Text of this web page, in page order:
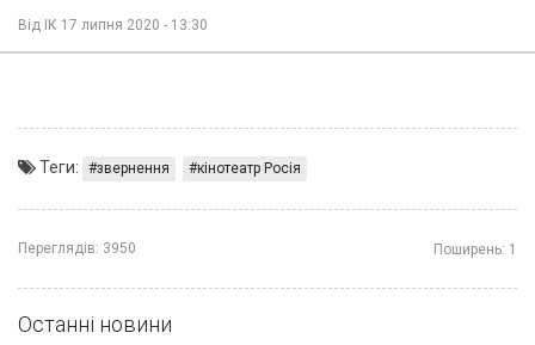
Від ІК 17 липня 2020 - 13:30
Теги: звернення кінотеатр Росія
Переглядів: 3950 Поширень: 1
Останні новини